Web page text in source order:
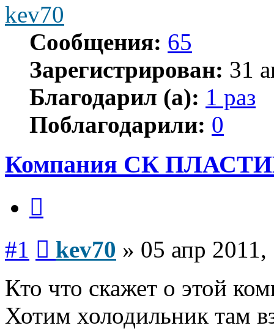
kev70
Сообщения: 65
Зарегистрирован: 31
Благодарил (а): 1 раз
Поблагодарили: 0
Компания СК
#1 kev70 » 05 апр
Кто что скажет о этой
Хотим холодильник там